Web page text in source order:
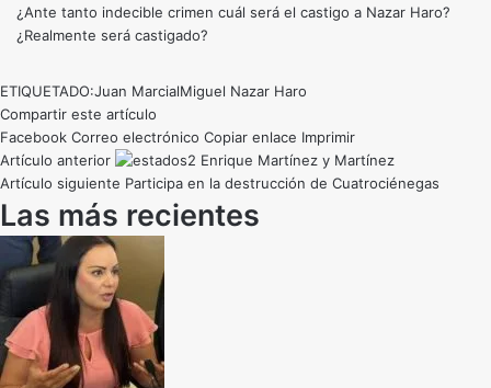
¿Ante tanto indecible crimen cuál será el castigo a Nazar Haro?
¿Realmente será castigado?
ETIQUETADO:Juan MarcialMiguel Nazar Haro
Compartir este artículo
Facebook Correo electrónico Copiar enlace Imprimir
Artículo anterior
Enrique Martínez y Martínez
Artículo siguiente Participa en la destrucción de Cuatrociénegas
Las más recientes